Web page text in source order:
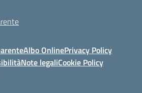
Albo OnlinePrivacy Policy
Note legaliCookie Policy